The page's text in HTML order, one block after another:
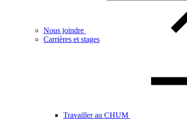
Nous joindre
Carrières et stages
Travailler au CHUM